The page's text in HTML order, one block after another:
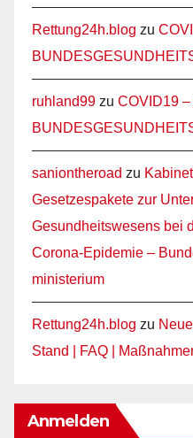
Rettung24h.blog zu
ruhland99 zu COVID19
saniontheroad zu
Gesetzespakete zur
Gesundheitswesens bei
Corona-Epidemie –
ministerium
Rettung24h.blog zu
Stand | FAQ |
Anmelden